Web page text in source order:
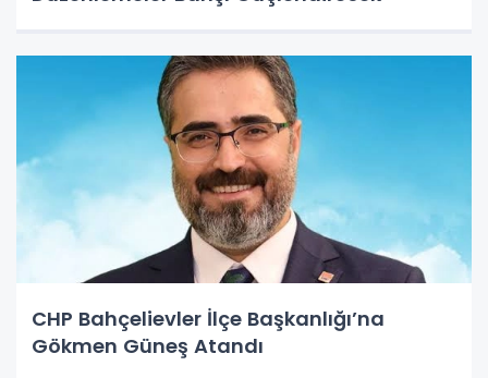
CHP Bahçelievler İlçe Başkanlığı’na
Gökmen Güneş Atandı